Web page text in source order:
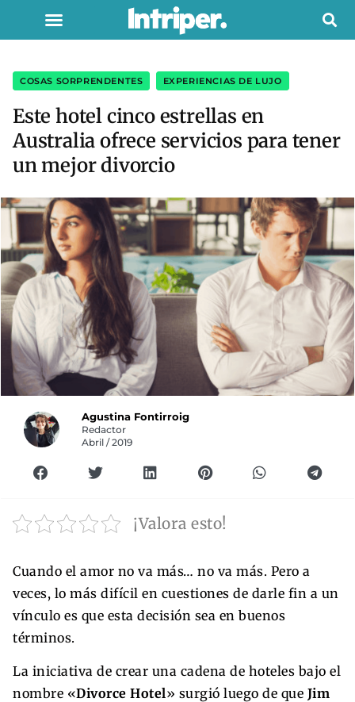
COSAS SORPRENDENTES EXPERIENCIAS DE LUJO
Este hotel cinco estrellas en
Australia ofrece servicios para tener
un mejor divorcio
Agustina Fontirroig
Redactor
Abril / 2019
¡Valora esto!
Cuando el amor no va más… no va más. Pero a
veces, lo más difícil en cuestiones de darle fin a un
vínculo es que esta decisión sea en buenos
términos.
La iniciativa de crear una cadena de hoteles bajo el
nombre «Divorce Hotel» surgió luego de que Jim